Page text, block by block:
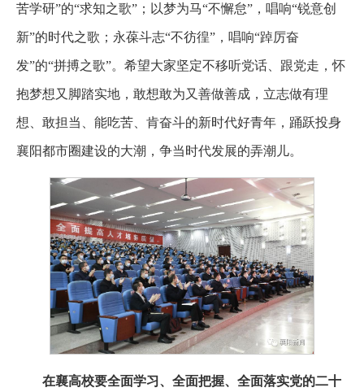
苦学研”的“求知之歌”；以梦为马“不懈怠”，唱响“锐意创
新”的时代之歌；永葆斗志“不彷徨”，唱响“踔厉奋
发”的“拼搏之歌”。希望大家坚定不移听党话、跟党走，怀
抱梦想又脚踏实地，敢想敢为又善做善成，立志做有理
想、敢担当、能吃苦、肯奋斗的新时代好青年，踊跃投身
襄阳都市圈建设的大潮，争当时代发展的弄潮儿。
在襄高校要全面学习、全面把握、全面落实党的二十